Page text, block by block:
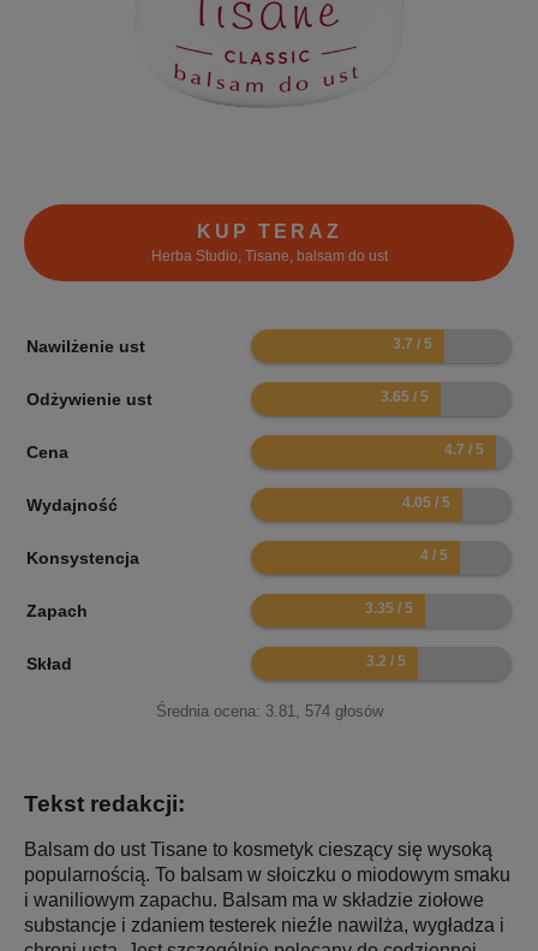
KUP TERAZ
Herba Studio, Tisane, balsam do ust
Nawilżenie ust 7.4
Odżywienie ust 7.3
Cena 9.4
Wydajność 8.1
Konsystencja 8
Zapach 6.7
Skład 6.4
Średnia ocena: 3.81 574głosów
Tekst redakcji:
Balsam do ust Tisane to kosmetyk cieszący się wysoką
popularnością. To balsam w słoiczku o miodowym smaku
i waniliowym zapachu. Balsam ma w składzie ziołowe
substancje i zdaniem testerek nieźle nawilża, wygładza i